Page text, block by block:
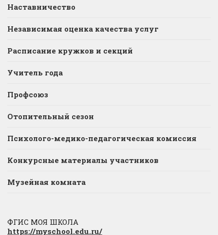
Наставничество
Независимая оценка качества услуг
Расписание кружков и секций
Учитель года
Профсоюз
Отопительный сезон
Психолого-медико-педагогическая комиссия
Конкурсные материалы участников
Музейная комната
ФГИС МОЯ ШКОЛА
https://myschool.edu.ru/